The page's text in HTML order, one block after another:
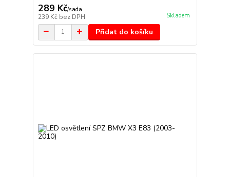
289 Kč/sada
239 Kč bez DPH Skladem
Přidat do košíku